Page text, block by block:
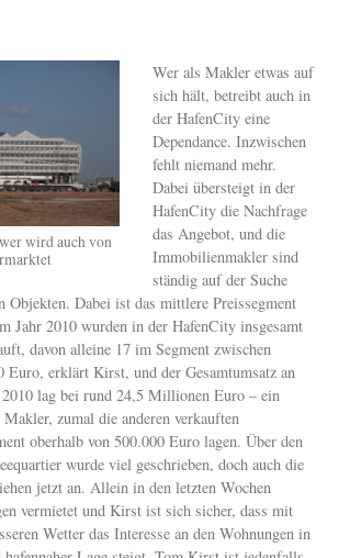
wird auch von
Wer als Makler etwas auf
sich hält, betreibt auch in
der HafenCity eine
Dependance. Inzwischen
fehlt niemand mehr.
Dabei übersteigt in der
HafenCity die Nachfrage
das Angebot, und die
Immobilienmakler sind
ständig auf der Suche
Objekten. Dabei ist das mittlere Preissegment
Jahr 2010 wurden in der HafenCity insgesamt
davon alleine 17 im Segment zwischen
Euro, erklärt Kirst, und der Gesamtumsatz an
lag bei rund 24,5 Millionen Euro – ein
zumal die anderen verkauften
oberhalb von 500.000 Euro lagen. Über den
wurde viel geschrieben, doch auch die
jetzt an. Allein in den letzten Wochen
vermietet und Kirst ist sich sicher, dass mit
Wetter das Interesse an den Wohnungen in